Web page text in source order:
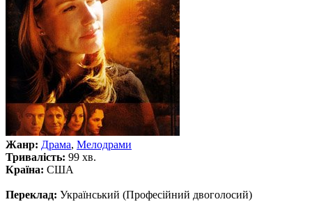
Жанр: Драма, Мелодрами
Тривалість: 99 хв.
Країна: США
Переклад: Український (Професійний двоголосий)